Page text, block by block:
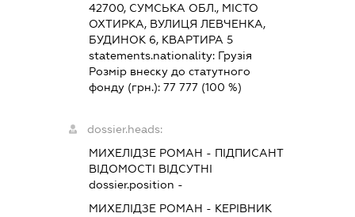
42700, СУМСЬКА ОБЛ., МІСТО
ОХТИРКА, ВУЛИЦЯ ЛЕВЧЕНКА,
БУДИНОК 6, КВАРТИРА 5
statements.nationality: Грузія
Розмір внеску до статутного
фонду (грн.):77 777 (100 %)
dossier.heads:
МИХЕЛІДЗЕ РОМАН - ПІДПИСАНТ
ВІДОМОСТІ ВІДСУТНІ
dossier.position -
МИХЕЛІДЗЕ РОМАН - КЕРІВНИК